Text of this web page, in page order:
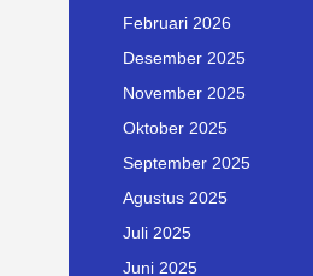
Februari 2026
Desember 2025
November 2025
Oktober 2025
September 2025
Agustus 2025
Juli 2025
Juni 2025